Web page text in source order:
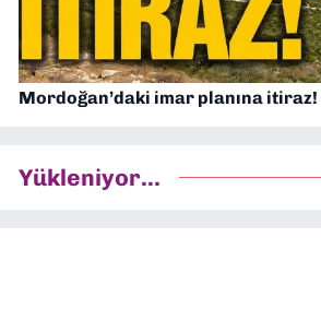
Mordoğan’daki imar planına itiraz!
Yükleniyor...